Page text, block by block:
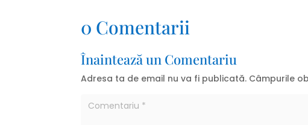
0 Comentarii
Înaintează un Comentariu
Adresa ta de email nu va fi publicată. Câmpurile